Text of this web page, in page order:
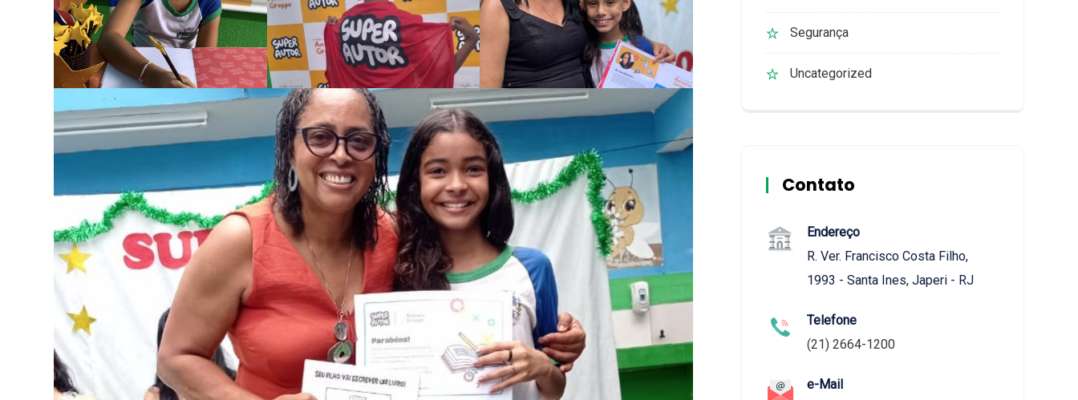
Segurança
Uncategorized
Contato
Endereço
R. Ver. Francisco Costa Filho,
1993 - Santa Ines, Japeri - RJ
Telefone
(21) 2664-1200
e-Mail